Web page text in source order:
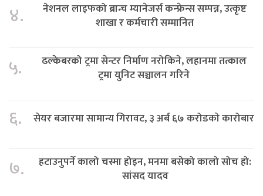
४.
नेशनल लाइफको ब्रान्च म्यानेजर्स कन्फ्रेन्स सम्पन्न, उत्कृष्ट
शाखा र कर्मचारी सम्मानित
५.
ढल्केबरको ट्रमा सेन्टर निर्माण नरोकिने, लहानमा तत्काल
ट्रमा युनिट सञ्चालन गरिने
६. सेयर बजारमा सामान्य गिरावट, ३ अर्ब ६७ करोडकाे कारोबार
७.
हटाउनुपर्ने कालो चस्मा होइन, मनमा बसेको कालो सोच हो:
सांसद यादव